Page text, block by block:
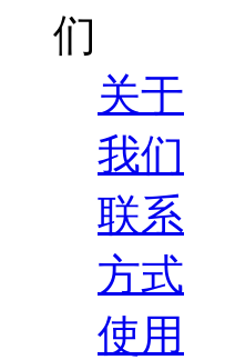
们
关于
我们
联系
方式
使用